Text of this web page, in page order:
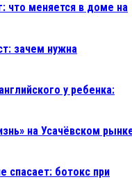
что меняется в доме на
зачем нужна
у ребенка:
на Усачёвском
спасает: ботокс при